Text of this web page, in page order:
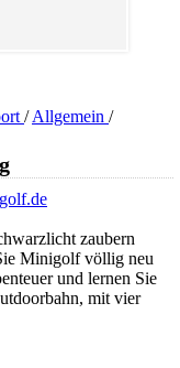
/Allgemein /
zaubern
Minigolf völlig neu
und lernen Sie
mit vier